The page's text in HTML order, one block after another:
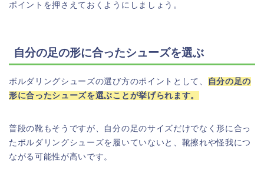
ポイントを押さえておくようにしましょう。
自分の足の形に合ったシューズを選ぶ
ボルダリングシューズの選び方のポイントとして、
自分の足の
形に合ったシューズを選ぶことが挙げられ ます。
普段の靴もそうですが、自分の足のサイズだけでなく形に合っ
たボルダリングシューズを履いていないと、靴擦れや怪我につ
ながる可能性が高いです。